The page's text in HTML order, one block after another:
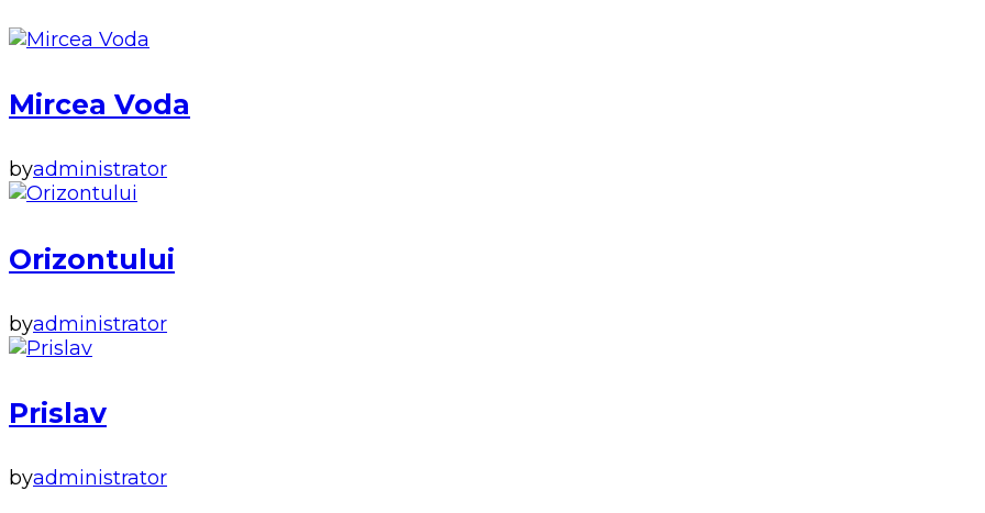
Mircea Voda
byadministrator
Orizontului
byadministrator
Prislav
byadministrator